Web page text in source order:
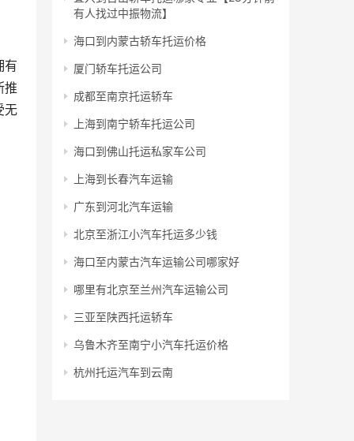
有
推
无
有人找过中振物流】
海口到内蒙古轿车托运价格
厦门轿车托运公司
成都至南京托运轿车
上海到南宁轿车托运公司
海口到佛山托运私家车公司
上海到长春汽车运输
广东到河北汽车运输
北京至浙江小汽车托运多少钱
海口至内蒙古汽车运输公司哪家好
哪里有北京至兰州汽车运输公司
三亚至陕西托运轿车
乌鲁木齐至南宁小汽车托运价格
杭州托运汽车到云南